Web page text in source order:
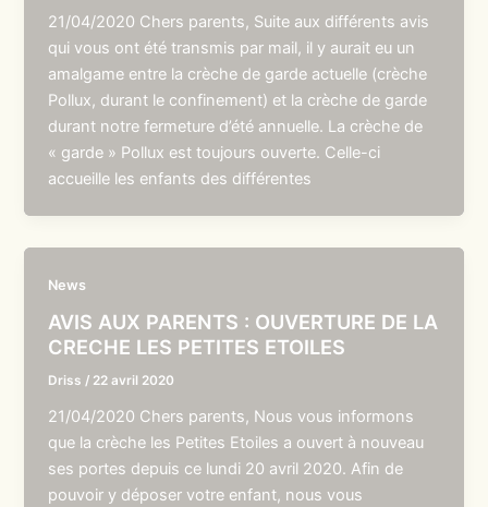
21/04/2020 Chers parents, Suite aux différents avis
qui vous ont été transmis par mail, il y aurait eu un
amalgame entre la crèche de garde actuelle (crèche
Pollux, durant le confinement) et la crèche de garde
durant notre fermeture d’été annuelle. La crèche de
« garde » Pollux est toujours ouverte. Celle-ci
accueille les enfants des différentes
News
AVIS AUX PARENTS : OUVERTURE DE LA
CRECHE LES PETITES ETOILES
Driss / 22 avril 2020
21/04/2020 Chers parents, Nous vous informons
que la crèche les Petites Etoiles a ouvert à nouveau
ses portes depuis ce lundi 20 avril 2020. Afin de
pouvoir y déposer votre enfant, nous vous